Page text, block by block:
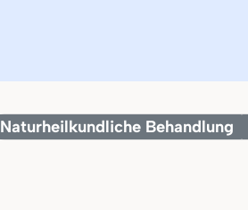
Naturheilkundliche Behandlung